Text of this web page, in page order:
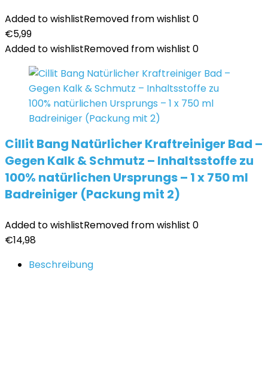
Added to wishlistRemoved from wishlist 0
€5,99
Added to wishlistRemoved from wishlist 0
Cillit Bang Natürlicher Kraftreiniger Bad –
Gegen Kalk & Schmutz – Inhaltsstoffe zu
100% natürlichen Ursprungs – 1 x 750 ml
Badreiniger (Packung mit 2)
Added to wishlistRemoved from wishlist 0
€14,98
Beschreibung